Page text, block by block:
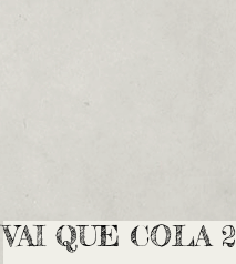
VAI QUE COLA 2